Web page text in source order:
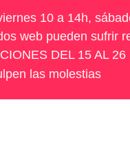
10 a 14h,
web pueden sufrir
DEL 15 AL 26
las molestias